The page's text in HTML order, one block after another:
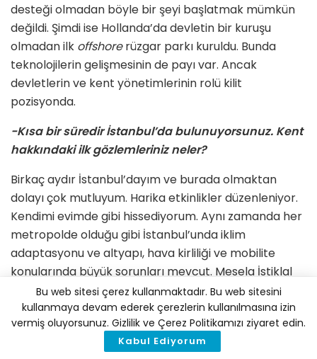
desteği olmadan böyle bir şeyi başlatmak mümkün
değildi. Şimdi ise Hollanda’da devletin bir kuruşu
olmadan ilk offshorerüzgar parkı kuruldu. Bunda
teknolojilerin gelişmesinin de payı var. Ancak
devletlerin ve kent yönetimlerinin rolü kilit
pozisyonda.
-Kısa bir süredir İstanbul’da bulunuyorsunuz. Kent
hakkındaki ilk gözlemleriniz neler?
Birkaç aydır İstanbul’dayım ve burada olmaktan
dolayı çok mutluyum. Harika etkinlikler düzenleniyor.
Kendimi evimde gibi hissediyorum. Aynı zamanda her
metropolde olduğu gibi İstanbul’unda iklim
adaptasyonu ve altyapı, hava kirliliği ve mobilite
konularında büyük sorunları mevcut. Mesela İstiklal
caddesinde yoğun bir çalışma var. Ancak biraz
endişeliyim. Şehri yağmurdan yalıtmak imkansız. Su
toprağa sızamayacak. Aşırı iklim olaylarını daha fazla
yaşayacağımızı hepimiz biliyoruz. Birkaç hafta önce
Bu web sitesi çerez kullanmaktadır. Bu web sitesini
kullanmaya devam ederek çerezlerin kullanılmasına izin
vermiş oluyorsunuz. Gizlilik ve Çerez Politikamızı ziyaret edin.
Kabul Ediyorum